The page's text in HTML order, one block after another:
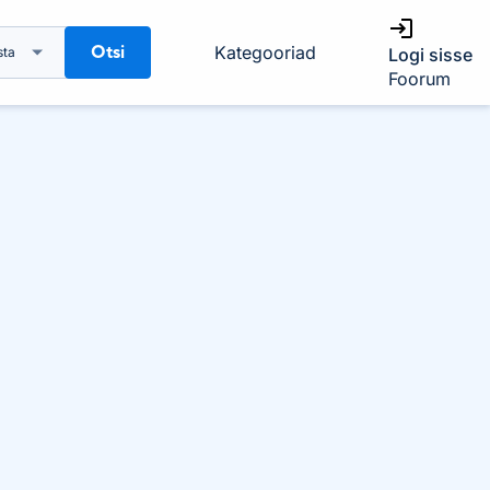
Otsi Kategooriad
Logi sisse
Foorum